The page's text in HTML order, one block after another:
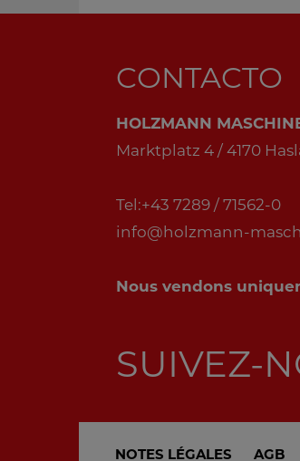
CONTACTO
HOLZMANN
Marktplatz 4 / 4170
Tel:+43 7289 / 71562-0
info@holzmann-
Nous vendons
SUIVEZ-
NOTES LÉGALES AGB